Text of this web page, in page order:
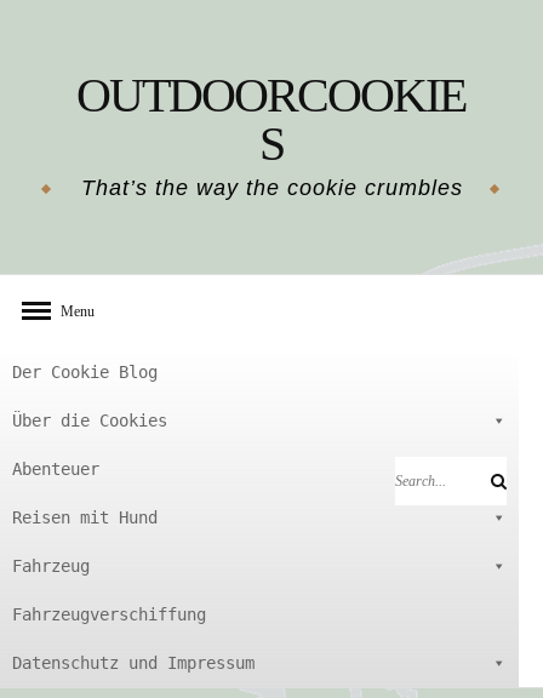
OUTDOORCOOKIE
S
That’s the way the cookie crumbles
Menu
Der Cookie Blog
Über die Cookies
Abenteuer
Reisen mit Hund
Fahrzeug
Fahrzeugverschiffung
Datenschutz und Impressum
Search
Search